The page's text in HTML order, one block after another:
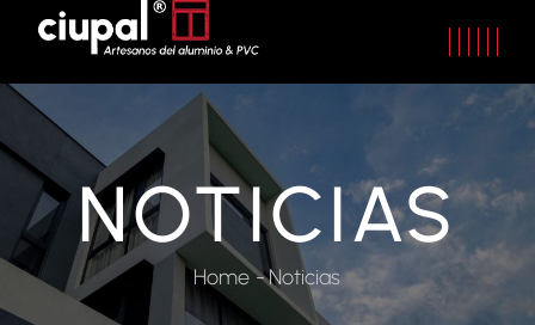
NOTICIAS
Home Noticias